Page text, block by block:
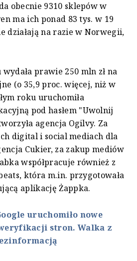
obecnie 9310 sklepów w
ma ich ponad 83 tys. w 19
działają na razie w Norwegii,
prawie 250 mln zł na
(o 35,9 proc. więcej, niż w
roku uruchomiła
pod hasłem "Uwolnij
agencja Ogilvy. Za
digital i social mediach dla
Cukier, za zakup mediów
współpracuje również z
która m.in. przygotowała
aplikację Żappka.
uruchomiło nowe
stron. Walka z